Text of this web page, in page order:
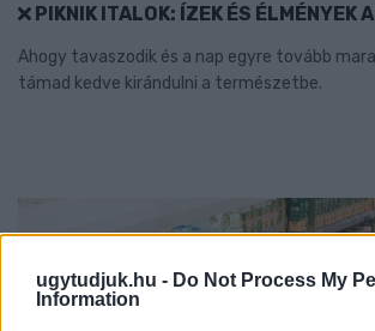
ugytudjuk.hu - Do Not Process My
Information
PIKNIK ITALOK: ÍZEK ÉS ÉLMÉNYEK
Ahogy tavaszodik és a nap egyre tovább
támad kedve kirándulni a természetbe.